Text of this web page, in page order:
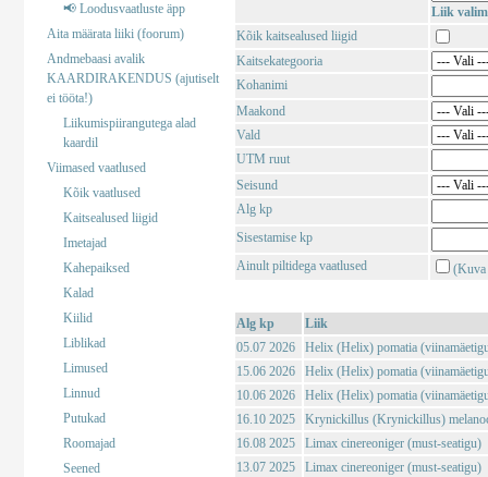
📢 Loodusvaatluste äpp
Aita määrata liiki (foorum)
Andmebaasi avalik
KAARDIRAKENDUS (ajutiselt
ei tööta!)
Liikumispiirangutega alad
kaardil
Viimased vaatlused
Kõik vaatlused
Kaitsealused liigid
Imetajad
Kahepaiksed
Kalad
Kiilid
Liblikad
Limused
Linnud
Putukad
Roomajad
Seened
Liik
Kõik kaitsealused liigid
Kaitsekategooria
Kohanimi
Maakond
Vald
UTM ruut
Seisund
Alg kp
Sisestamise kp
Ainult piltidega vaatlused
(Kuva
Alg kp
Liik
05.07 2026
Helix (Helix) pomatia
15.06 2026
Helix (Helix) pomatia
10.06 2026
Helix (Helix) pomatia
16.10 2025
Krynickillus (Krynickillus)
16.08 2025
Limax cinereoniger (must-seatigu)
13.07 2025
Limax cinereoniger (must-seatigu)